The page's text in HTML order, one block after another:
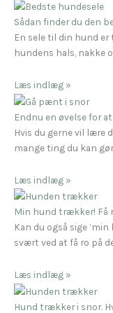
Sådan finder du den
En sele til din hund
hundens hals, nakke
Læs indlæg »
Endnu en øvelse for
Hvis du gerne vil lære
mange ting du kan
Læs indlæg »
Min hund trækker! Få
Kan du også sige
svært ved at få ro på
Læs indlæg »
Hund trækker i snor.